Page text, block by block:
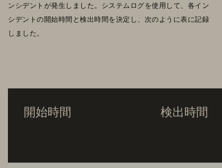
ンシデントが発生しました。システムログを使用して、各イン
シデントの開始時間と検出時間を決定し、次のように表に記録
しました。
開始時間 検出時間